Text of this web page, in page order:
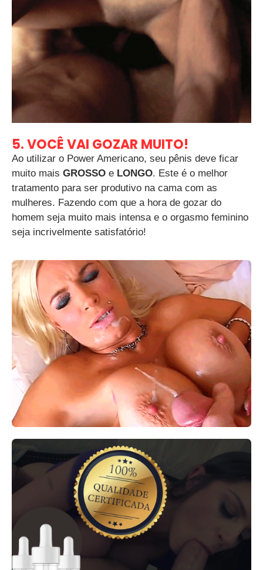
5. VOCÊ VAI GOZAR MUITO!
Ao utilizar o Power Americano, seu pênis deve ficar
muito mais GROSSO e LONGO. Este é o melhor
tratamento para ser produtivo na cama com as
mulheres. Fazendo com que a hora de gozar do
homem seja muito mais intensa e o orgasmo feminino
seja incrivelmente satisfatório!